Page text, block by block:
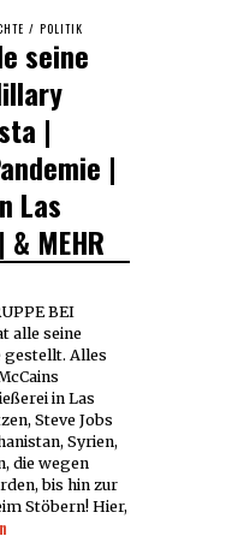
/ POLITIK
seine
|
|
Las
MEHR
alle seine
gestellt. Alles
in Las
Steve Jobs
Syrien,
die wegen
bis hin zur
Stöbern! Hier,